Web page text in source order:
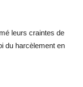
leurs craintes de
du harcèlement en